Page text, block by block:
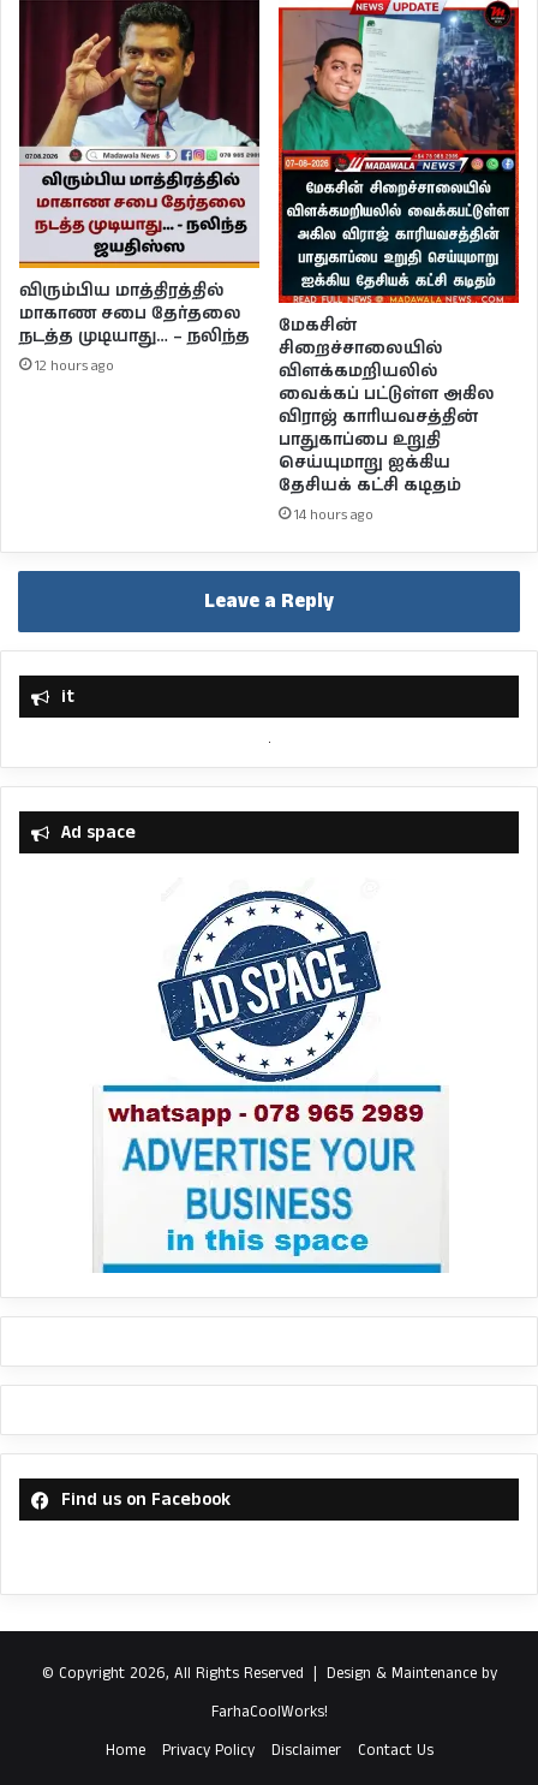
விரும்பிய மாத்திரத்தில்
மாகாண சபை தேர்தலை
நடத்த முடியாது… – நலிந்த
12 hours ago
மேகசின்
சிறைச்சாலையில்
விளக்கமறியலில்
வைக்கப் பட்டுள்ள அகில
விராஜ் காரியவசத்தின்
பாதுகாப்பை உறுதி
செய்யுமாறு ஐக்கிய
தேசியக் கட்சி கடிதம்
14 hours ago
Leave a Reply
it
Ad space
Find us on Facebook
© Copyright 2026, All Rights Reserved | Design & Maintenance by
FarhaCoolWorks!
Home
Privacy Policy Disclaimer Contact Us